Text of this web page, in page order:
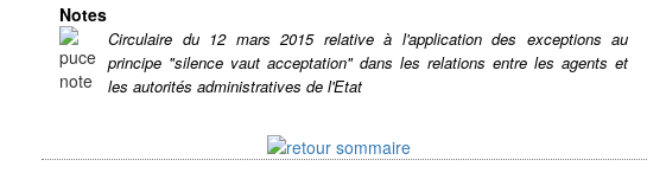
Notes
Circulaire du 12 mars 2015 relative à l'application des exceptions au
principe "silence vaut acceptation" dans les relations entre les agents et
les autorités administratives de l'Etat